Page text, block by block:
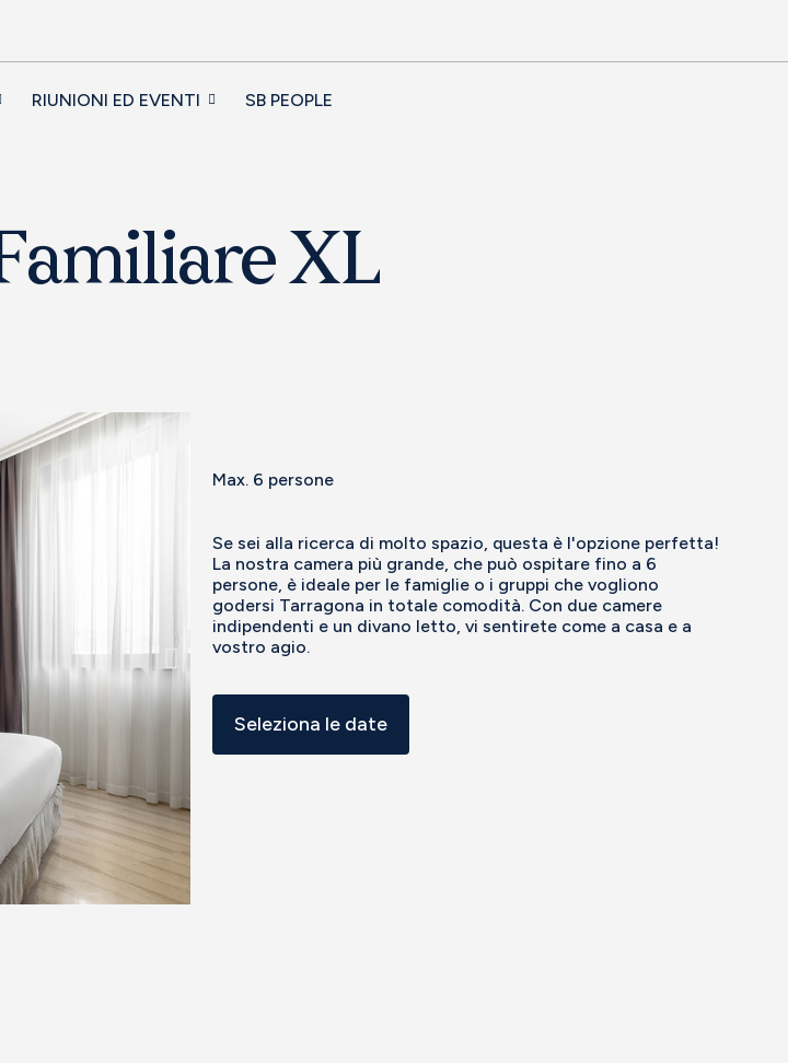
RIUNIONI ED EVENTI SB PEOPLE
XL
Max. 6 persone
Se sei alla ricerca di molto spazio, questa è l'opzione perfetta!
La nostra camera più grande, che può ospitare fino a 6
persone, è ideale per le famiglie o i gruppi che vogliono
godersi Tarragona in totale comodità. Con due camere
indipendenti e un divano letto, vi sentirete come a casa e a
vostro agio.
Seleziona le date